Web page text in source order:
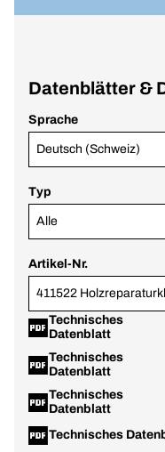
Datenblätter &
Sprache
Deutsch (Schweiz)
Typ
Alle
Artikel-Nr.
411522
Technisches
Datenblatt
Technisches
Datenblatt
Technisches
Datenblatt
Technisches